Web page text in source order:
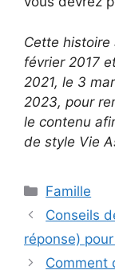
Cette histoire
février 2017
2021, le 3
2023, pour
le contenu
de style Vie
Catégories
Famille
Conseils
réponse)
Comment